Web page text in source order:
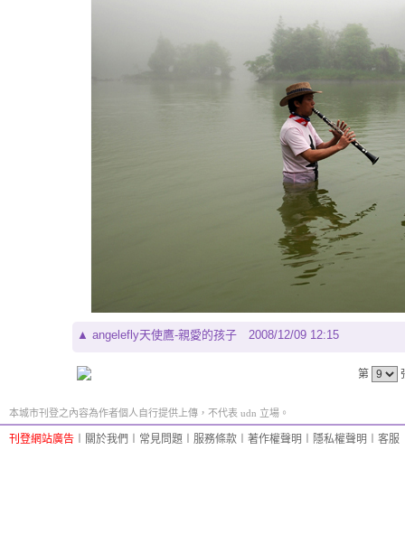
▲ angelefly天使鷹-親愛的孩子 2008/12/09 12:15
第
本城市刊登之內容為作者個人自行提供上傳，不代表 udn 立場。
刊登網站廣告 關於我們 常見問題 服務條款 著作權聲明 隱私權聲明 客服